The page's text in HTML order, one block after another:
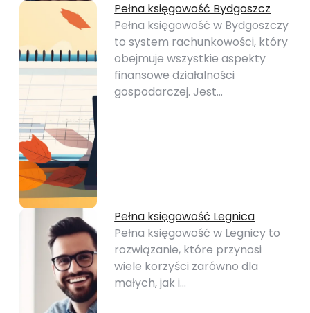
Pełna księgowość Bydgoszcz
Pełna księgowość w Bydgoszczy
to system rachunkowości, który
obejmuje wszystkie aspekty
finansowe działalności
gospodarczej. Jest…
Pełna księgowość Legnica
Pełna księgowość w Legnicy to
rozwiązanie, które przynosi
wiele korzyści zarówno dla
małych, jak i…